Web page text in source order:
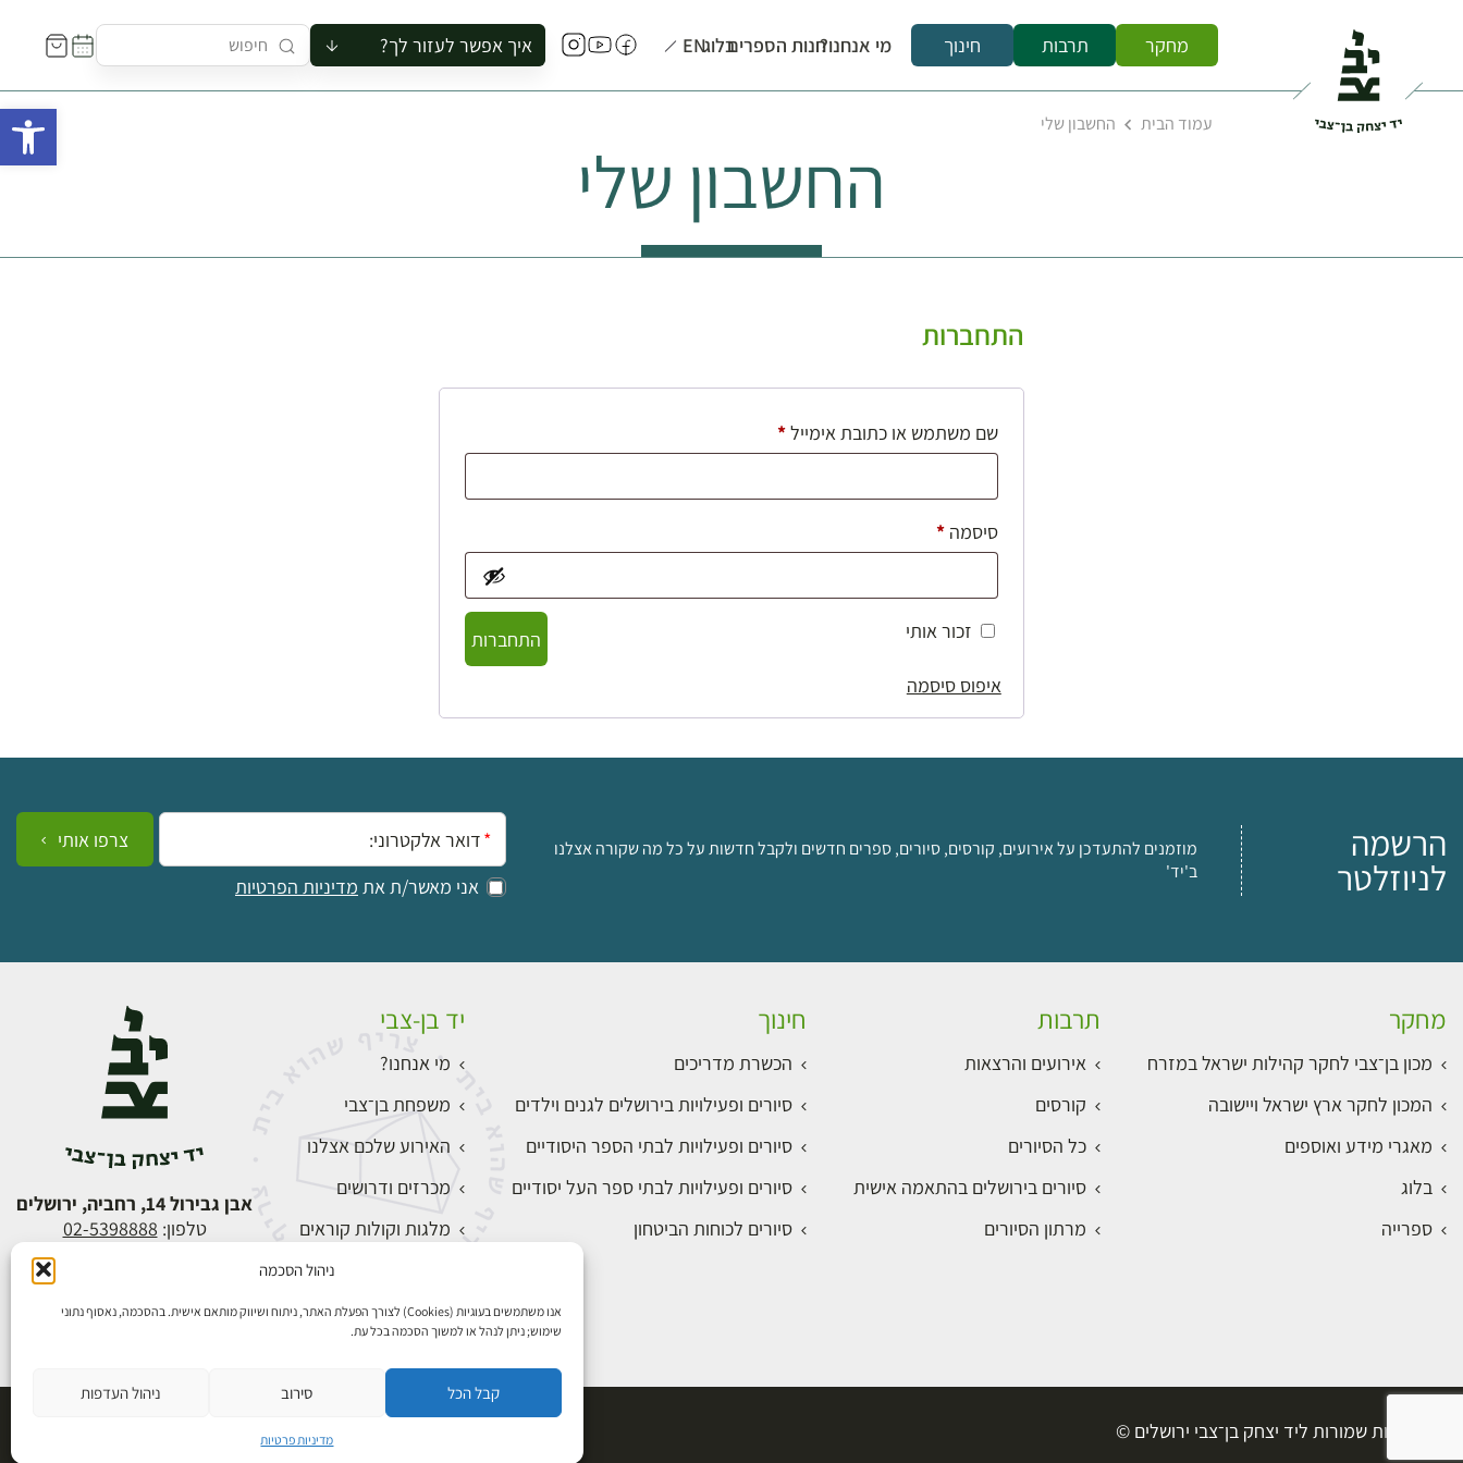
ניהול הסכמה
אנו משתמשים בעוגיות (Cookies) לצורך הפעלת האתר, ניתוח ושיווק מותאם אישית. בהסכמה, נאסוף נתוני
שימוש; ניתן לנהל או למשוך הסכמה בכל עת.
קבל הכל סירוב ניהול העדפות
מדיניות פרטיות
מחקר תרבות חינוך מי אנחנו?חנות הספריםבלוגEN איך אפשר לעזור לך?
להזמין סיור לקבוצה
לתאם ביקור בצריף
עמוד הבית החשבון שלי
החשבון שלי
התחברות
שם משתמש או כתובת אימייל*חובה
סיסמה*חובה
זכור אותי
התחברות
איפוס סיסמה
הרשמה
לניוזלטר
מוזמנים להתעדכן על אירועים, קורסים, סיורים, ספרים חדשים ולקבל חדשות על כל מה שקורה אצלנו
ב'יד'
אימייל:
אני מאשר/ת את מדיניות הפרטיות
צרפו אותי
מחקר
מכון בן־צבי לחקר קהילות ישראל במזרח
המכון לחקר ארץ ישראל ויישובה
מאגרי מידע ואוספים
בלוג
ספרייה
תרבות
אירועים והרצאות
קורסים
כל הסיורים
סיורים בירושלים בהתאמה אישית
מרתון הסיורים
חינוך
הכשרת מדריכים
סיורים ופעילויות בירושלים לגנים וילדים
סיורים ופעילויות לבתי הספר היסודיים
סיורים ופעילויות לבתי ספר העל יסודיים
סיורים לכוחות הביטחון
יד בן-צבי
מי אנחנו?
משפחת בן־צבי
האירוע שלכם אצלנו
מכרזים ודרושים
מלגות וקולות קוראים
התחברות
אבן גבירול 14, רחביה, ירושלים
טלפון: 02-5398888
כל הזכויות שמורות ליד יצחק בן־צבי ירושלים ©